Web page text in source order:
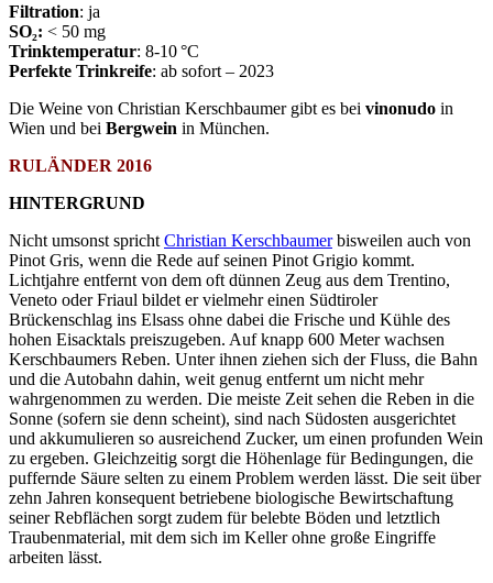
Filtration: ja
SO₂: < 50 mg
Trinktemperatur: 8-10 °C
Perfekte Trinkreife: ab sofort – 2023
Die Weine von Christian Kerschbaumer gibt es bei vinonudo in
Wien und bei Bergwein in München.
RULÄNDER 2016
HINTERGRUND
Nicht umsonst spricht Christian Kerschbaumerbisweilen auch von
Pinot Gris, wenn die Rede auf seinen Pinot Grigio kommt.
Lichtjahre entfernt von dem oft dünnen Zeug aus dem Trentino,
Veneto oder Friaul bildet er vielmehr einen Südtiroler
Brückenschlag ins Elsass ohne dabei die Frische und Kühle des
hohen Eisacktals preiszugeben. Auf knapp 600 Meter wachsen
Kerschbaumers Reben. Unter ihnen ziehen sich der Fluss, die Bahn
und die Autobahn dahin, weit genug entfernt um nicht mehr
wahrgenommen zu werden. Die meiste Zeit sehen die Reben in die
Sonne (sofern sie denn scheint), sind nach Südosten ausgerichtet
und akkumulieren so ausreichend Zucker, um einen profunden Wein
zu ergeben. Gleichzeitig sorgt die Höhenlage für Bedingungen, die
puffernde Säure selten zu einem Problem werden lässt. Die seit über
zehn Jahren konsequent betriebene biologische Bewirtschaftung
seiner Rebflächen sorgt zudem für belebte Böden und letztlich
Traubenmaterial, mit dem sich im Keller ohne große Eingriffe
arbeiten lässt.